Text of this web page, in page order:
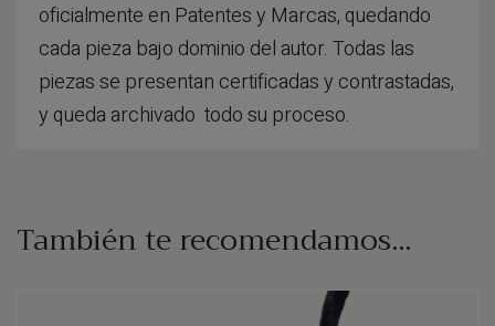
oficialmente en Patentes y Marcas, quedando
cada pieza bajo dominio del autor. Todas las
piezas se presentan certificadas y contrastadas,
y queda archivado todo su proceso.
También te recomendamos…